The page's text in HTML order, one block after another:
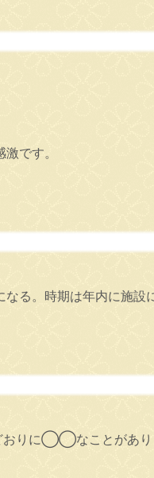
です。
る。時期は年内に施設
りに◯◯なことがあり